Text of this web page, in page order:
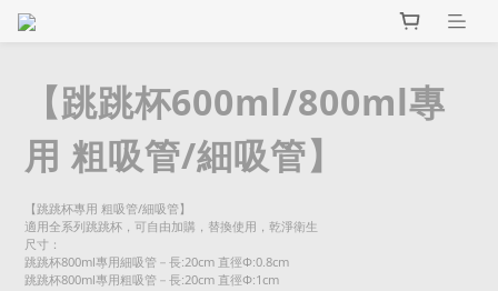
【跳跳杯600ml/800ml專
用 粗吸管/細吸管】
【跳跳杯專用 粗吸管/細吸管】
適用全系列跳跳杯，可自由加購，替換使用，乾淨衛生
尺寸：
跳跳杯800ml專用細吸管－長:20cm 直徑Φ:0.8cm
跳跳杯800ml專用粗吸管－長:20cm 直徑Φ:1cm